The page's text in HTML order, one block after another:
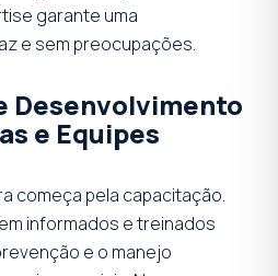
garante uma
e sem preocupações.
Desenvolvimento
e Equipes
começa pela capacitação.
informados e treinados
e o manejo